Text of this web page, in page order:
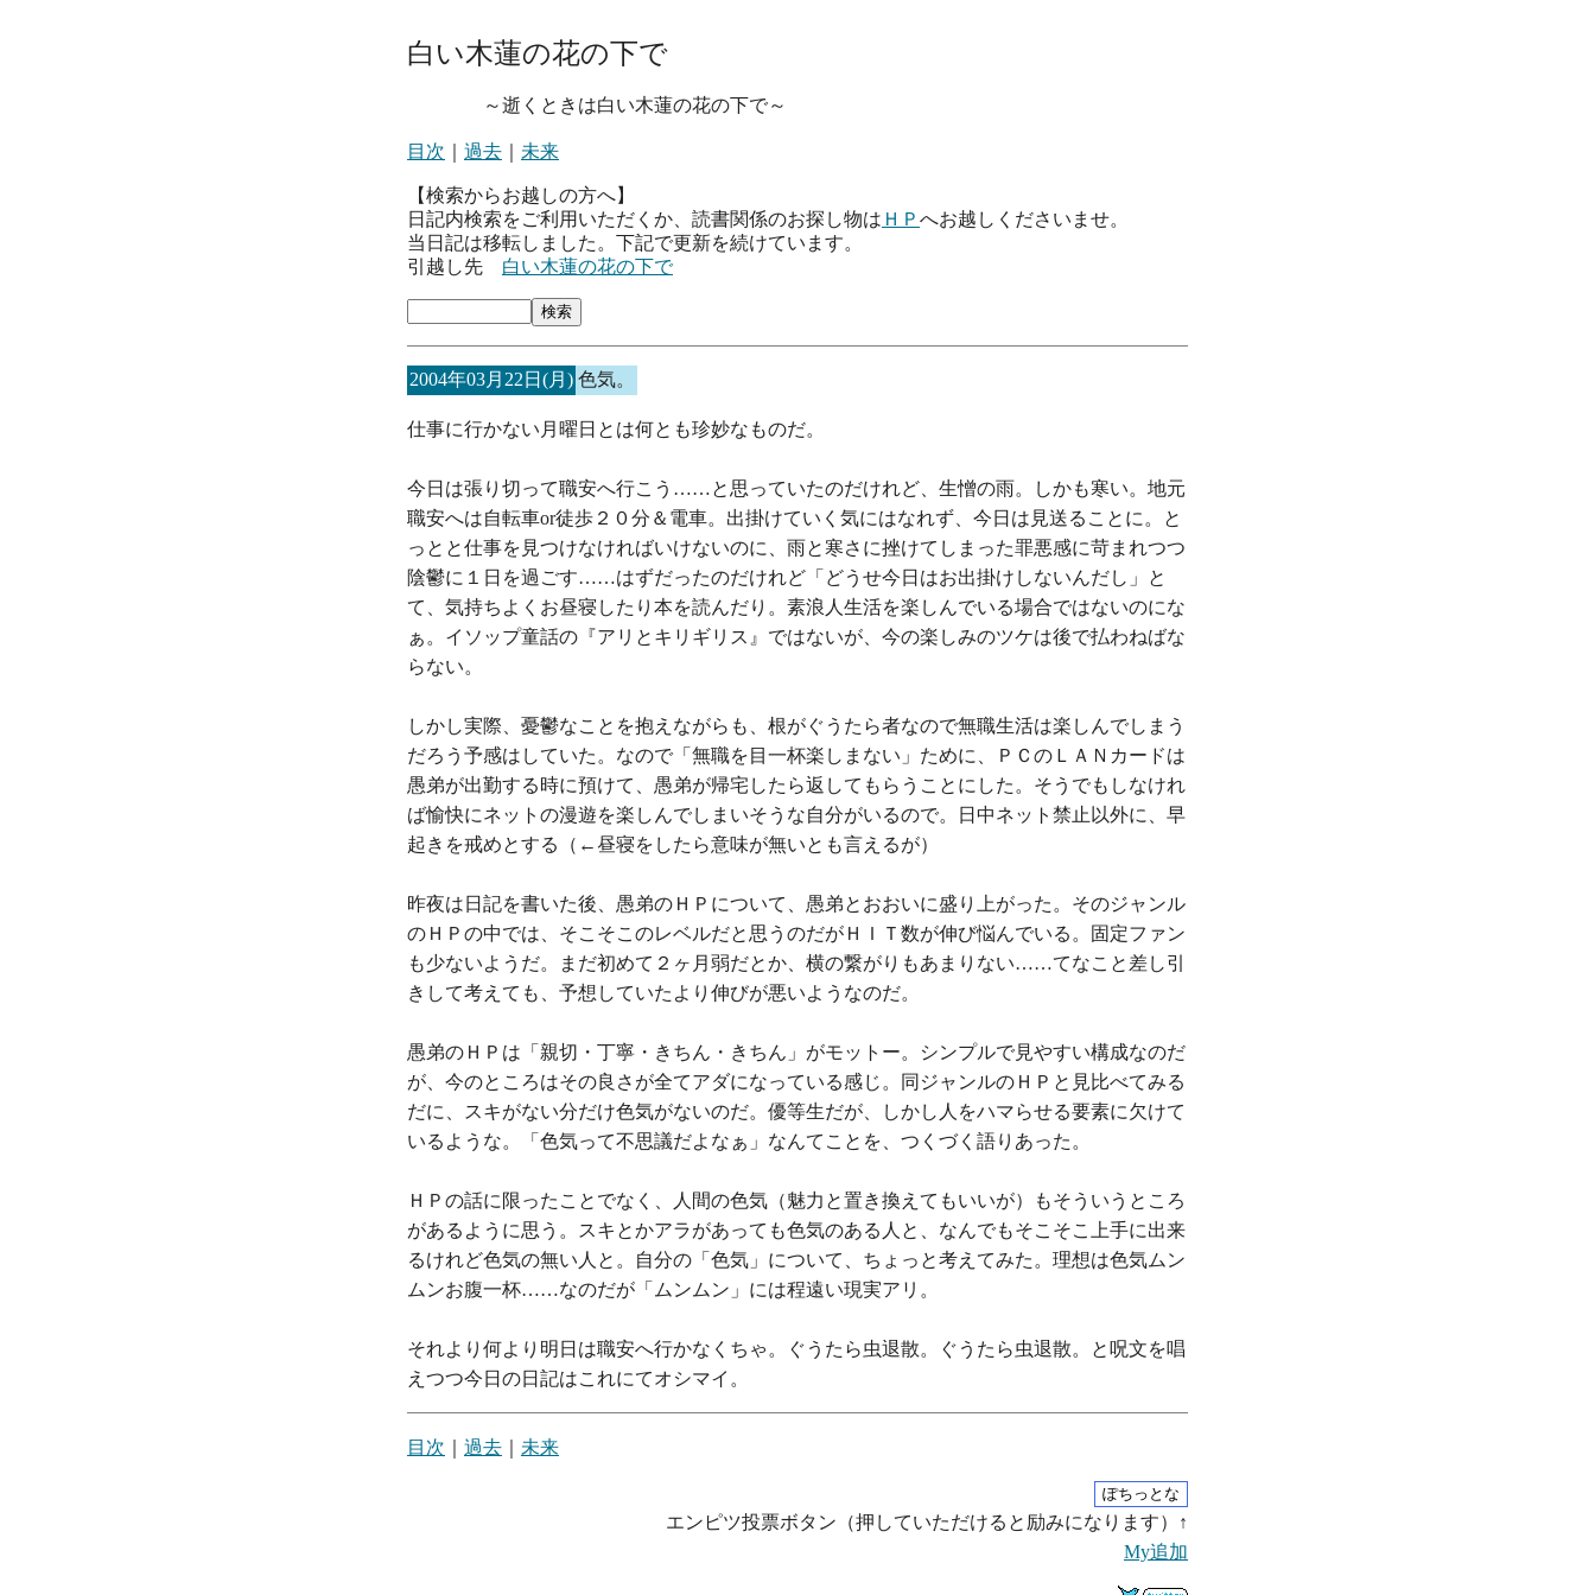
白い木蓮の花の下で
～逝くときは白い木蓮の花の下で～
目次 過去 未来
【検索からお越しの方へ】
日記内検索をご利用いただくか、読書関係のお探し物は ＨＰ へお越しくださいませ。
当日記は移転しました。下記で更新を続けています。
引越し先 白い木蓮の花の下で
2004年03月22日(月) 色気。
仕事に行かない月曜日とは何とも珍妙なものだ。
今日は張り切って職安へ行こう……と思っていたのだけれど、生憎の雨。しかも寒い。地元
職安へは自転車or徒歩２０分＆電車。出掛けていく気にはなれず、今日は見送ることに。と
っとと仕事を見つけなければいけないのに、雨と寒さに挫けてしまった罪悪感に苛まれつつ
陰鬱に１日を過ごす……はずだったのだけれど「どうせ今日はお出掛けしないんだし」と
て、気持ちよくお昼寝したり本を読んだり。素浪人生活を楽しんでいる場合ではないのにな
ぁ。イソップ童話の『アリとキリギリス』ではないが、今の楽しみのツケは後で払わねばな
らない。
しかし実際、憂鬱なことを抱えながらも、根がぐうたら者なので無職生活は楽しんでしまう
だろう予感はしていた。なので「無職を目一杯楽しまない」ために、ＰＣのＬＡＮカードは
愚弟が出勤する時に預けて、愚弟が帰宅したら返してもらうことにした。そうでもしなけれ
ば愉快にネットの漫遊を楽しんでしまいそうな自分がいるので。日中ネット禁止以外に、早
起きを戒めとする（←昼寝をしたら意味が無いとも言えるが）
昨夜は日記を書いた後、愚弟のＨＰについて、愚弟とおおいに盛り上がった。そのジャンル
のＨＰの中では、そこそこのレベルだと思うのだがＨＩＴ数が伸び悩んでいる。固定ファン
も少ないようだ。まだ初めて２ヶ月弱だとか、横の繋がりもあまりない……てなこと差し引
きして考えても、予想していたより伸びが悪いようなのだ。
愚弟のＨＰは「親切・丁寧・きちん・きちん」がモットー。シンプルで見やすい構成なのだ
が、今のところはその良さが全てアダになっている感じ。同ジャンルのＨＰと見比べてみる
だに、スキがない分だけ色気がないのだ。優等生だが、しかし人をハマらせる要素に欠けて
いるような。「色気って不思議だよなぁ」なんてことを、つくづく語りあった。
ＨＰの話に限ったことでなく、人間の色気（魅力と置き換えてもいいが）もそういうところ
があるように思う。スキとかアラがあっても色気のある人と、なんでもそこそこ上手に出来
るけれど色気の無い人と。自分の「色気」について、ちょっと考えてみた。理想は色気ムン
ムンお腹一杯……なのだが「ムンムン」には程遠い現実アリ。
それより何より明日は職安へ行かなくちゃ。ぐうたら虫退散。ぐうたら虫退散。と呪文を唱
えつつ今日の日記はこれにてオシマイ。
目次 過去 未来
エンピツ投票ボタン（押していただけると励みになります）↑
My追加